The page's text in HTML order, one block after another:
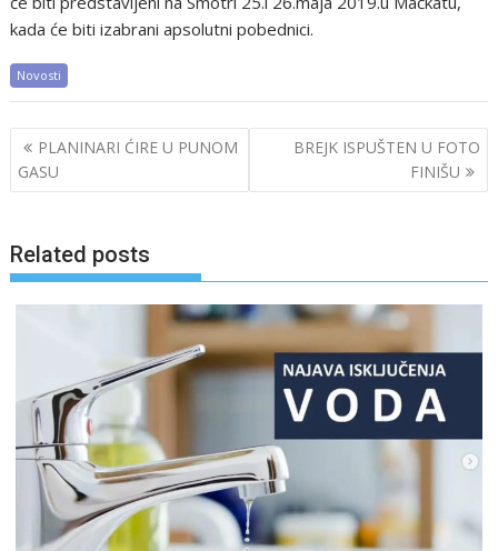
kada će biti izabrani apsolutni pobednici.
Novosti
Post
navigation
PLANINARI ĆIRE U PUNOM
GASU
BREJK ISPUŠTEN U FOTO
FINIŠU
Related posts